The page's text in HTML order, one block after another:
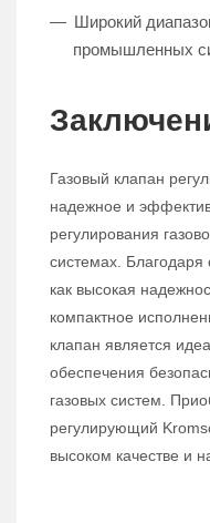
Широкий
промышленных
Газовый клапан
надежное и
регулирования
системах.
как высокая
компактное
клапан является
обеспечения
газовых систем.
регулирующий
высоком качестве и